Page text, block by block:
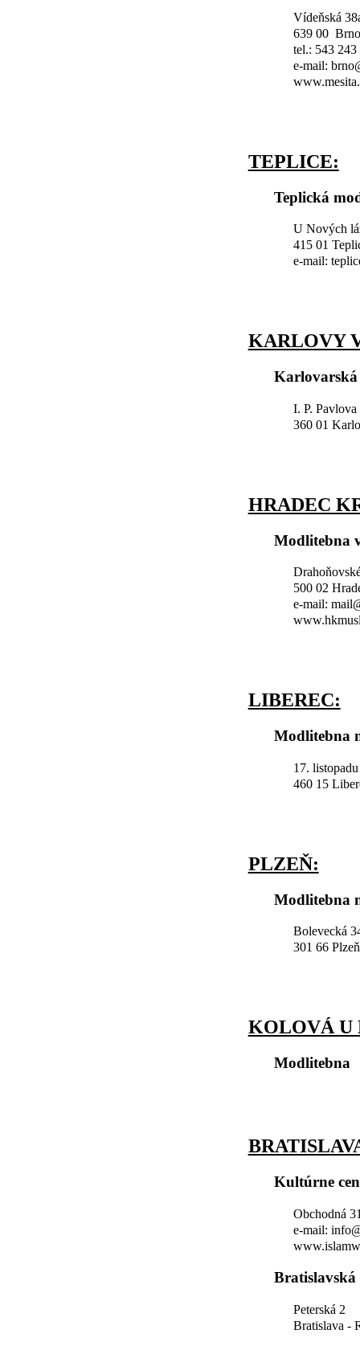
Vídeňská
639 00 Brno
tel.: 543 243
e-mail:
TEPLICE:
Teplická
U Nových
415 01
e-mail:
KARLOVY
I. P. Pavlova
360 01
HRADEC
Modlitebna
500 02
e-mail:
LIBEREC:
Modlitebna
17.
460 15
PLZEŇ:
Modlitebna
Bolevecká
301 66 Plzeň
KOLOVÁ U
Modlitebna
Kultúrne
Obchodná
e-mail:
Peterská 2
Bratislava -